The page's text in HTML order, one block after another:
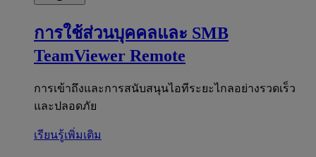
การใช้ส่วนบุคคลและ SMB
TeamViewer Remote
การเข้าถึงและการสนับสนุนไอทีระยะไกลอย่างรวดเร็ว
และปลอดภัย
เรียนรู้เพิ่มเติม